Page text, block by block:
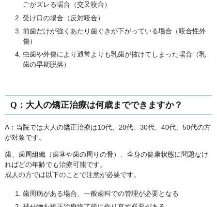
ごがズレる場合（交叉咬合）
受け口の場合（反対咬合）
前歯だけが強くあたり歯ぐきが下がっている場合（咬合性外
傷）
虫歯や外傷により通常よりも乳歯が抜けてしまった場合（乳
歯の早期脱落）
Q：大人の矯正治療は何歳までできますか？
A：当院では大人の矯正治療は10代、20代、30代、40代、50代の方
が対象です。
歯、歯周組織（歯茎や歯の周りの骨）、全身の健康状態に問題なけ
ればどの年齢でも治療可能です。
成人の方では以下のことで注意が必要です。
歯周病がある場合、一般歯科での管理が必要となる